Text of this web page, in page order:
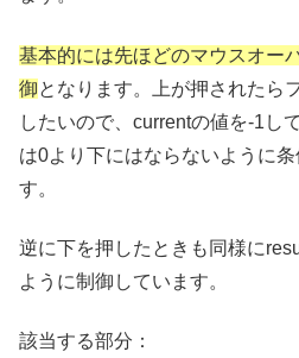
基本的には先ほどのマウスオー
御となります。上が押されたら
したいので、currentの値を-1し
は0より下にはならないように
す。
逆に下を押したときも同様に
ように制御しています。
該当する部分：